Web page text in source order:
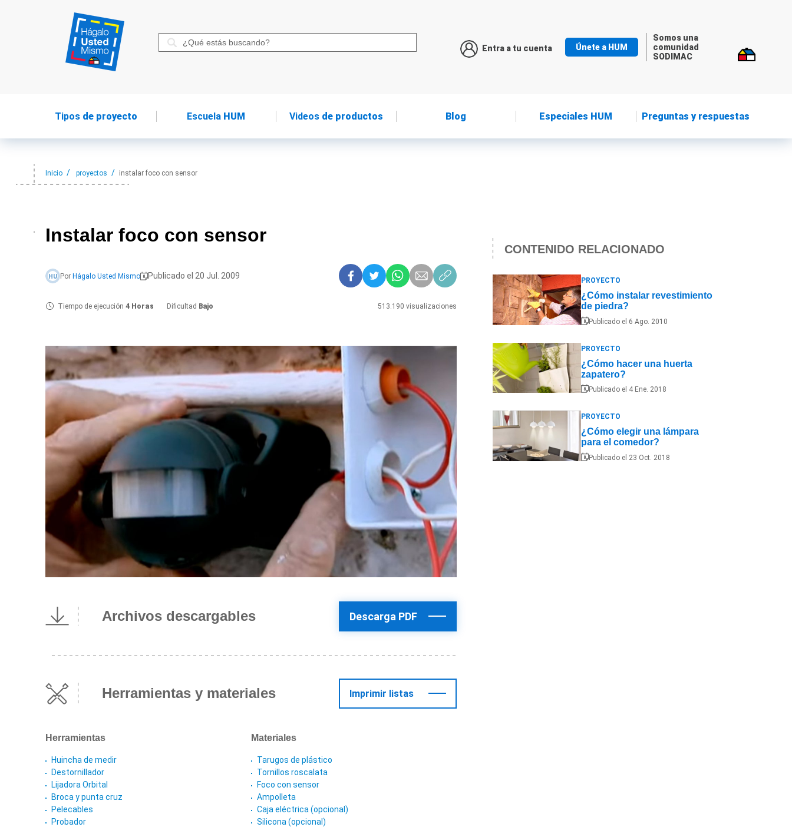
Entra a tu cuenta Únete a HUM
Somos una
comunidad
SODIMAC
Tipos de proyecto Escuela HUM Videosde productos Blog Especiales HUM Preguntas y respuestas
Inicio proyectos instalar foco con sensor
Instalar foco con sensor
HU Por Hágalo Usted Mismo Publicado el 20 Jul. 2009
Tiempo de ejecución 4 Horas Dificultad Bajo 513.190 visualizaciones
Archivos descargables Descarga PDF
Herramientas y materiales Imprimir listas
Herramientas
Huincha de medir
Destornillador
Lijadora Orbital
Broca y punta cruz
Pelecables
Probador
Materiales
Tarugos de plástico
Tornillos roscalata
Foco con sensor
Ampolleta
Caja eléctrica (opcional)
Silicona (opcional)
CONTENIDO RELACIONADO
PROYECTO
¿Cómo instalar revestimiento
de piedra?
Publicado el 6 Ago. 2010
PROYECTO
¿Cómo hacer una huerta
zapatero?
Publicado el 4 Ene. 2018
PROYECTO
¿Cómo elegir una lámpara
para el comedor?
Publicado el 23 Oct. 2018